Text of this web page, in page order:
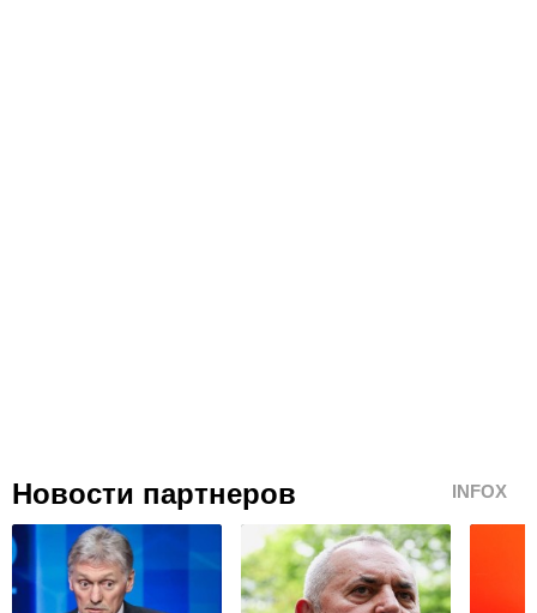
Новости партнеров INFOX